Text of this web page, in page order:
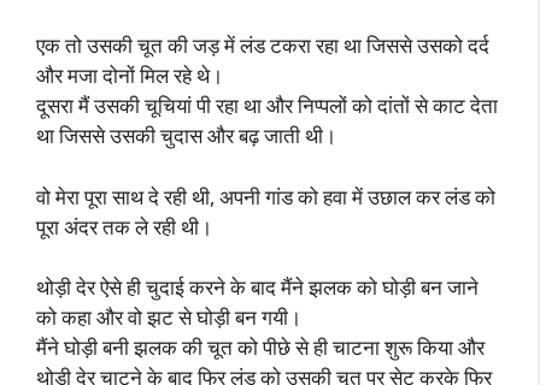
एक तो उसकी चूत की जड़ में लंड टकरा रहा था जिससे उसको दर्द
और मजा दोनों मिल रहे थे।
दूसरा मैं उसकी चूचियां पी रहा था और निप्पलों को दांतों से काट देता
था जिससे उसकी चुदास और बढ़ जाती थी।
वो मेरा पूरा साथ दे रही थी, अपनी गांड को हवा में उछाल कर लंड को
पूरा अंदर तक ले रही थी।
थोड़ी देर ऐसे ही चुदाई करने के बाद मैंने झलक को घोड़ी बन जाने
को कहा और वो झट से घोड़ी बन गयी।
मैंने घोड़ी बनी झलक की चूत को पीछे से ही चाटना शुरू किया और
थोड़ी देर चाटने के बाद फिर लंड को उसकी चूत पर सेट करके फिर